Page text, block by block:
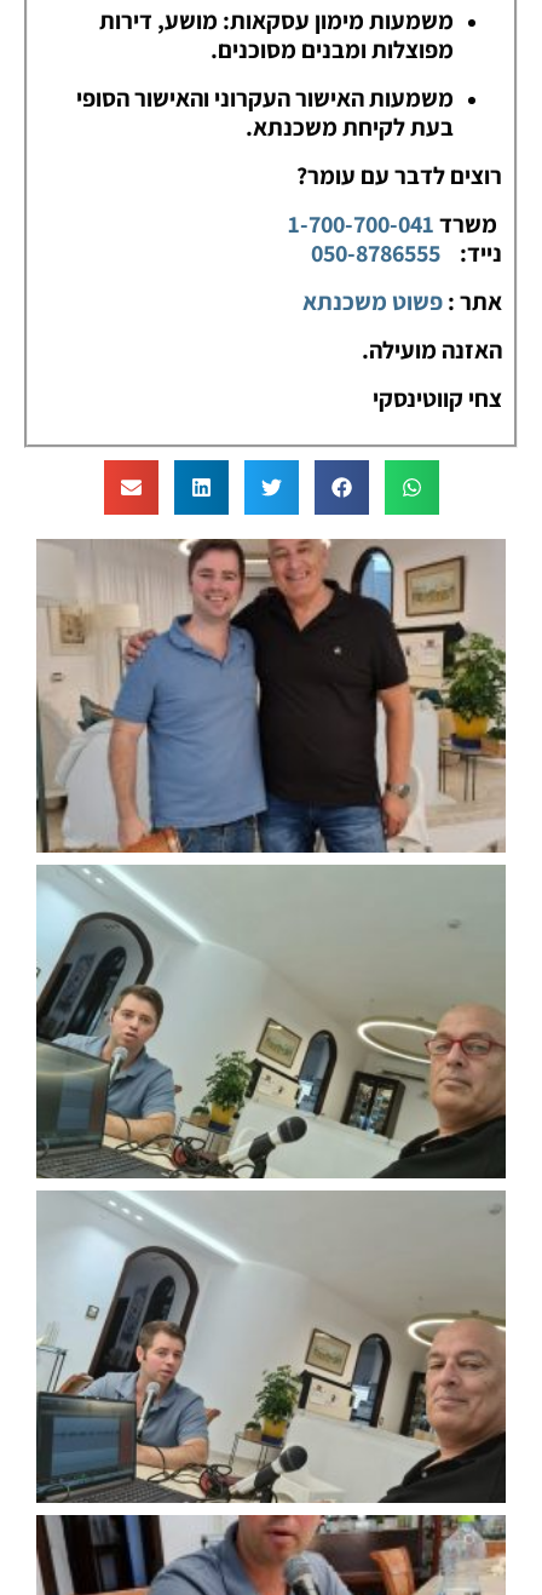
משמעות מימון עסקאות: מושע, דירות
מפוצלות ומבנים מסוכנים.
משמעות האישור העקרוני והאישור הסופי
בעת לקיחת משכנתא.
רוצים לדבר עם עומר?
משרד1-700-700-041
נייד: 050-8786555
אתר :פשוט משכנתא
האזנה מועילה.
צחי קווטינסקי